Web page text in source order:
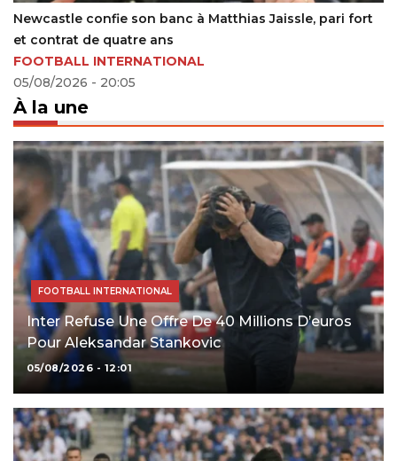
Sithole et Zwane suspendus : Bafana sans milieu le 18
juin à Atlanta
ACTUALITÉS FOOTBALL
16/06/2026 - 21:34
À la une
FOOTBALL INTERNATIONAL
Inter Refuse Une Offre De 40 Millions D’euros
Pour Aleksandar Stankovic
05/08/2026 - 12:01